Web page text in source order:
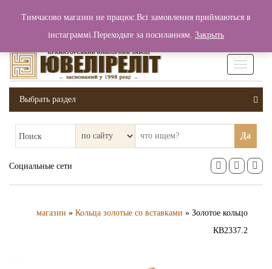
Вход / Регистрация 0 грн.
Выбрать раздел
Поиск Да
Социальные сети
магазин » Кольца золотые со вставками » Золотое кольцо
КВ2337.2
Тимчасово магазин не працює.Всі замовлення приймаються в
інстаграммі.Переходьте за посиланням. Закрыть